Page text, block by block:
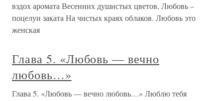
вздох аромата Весенних душистых цветов, Любовь –
поцелуи заката На чистых краях облаков. Любовь это
женская
Глава 5. «Любовь — вечно
любовь…»
Глава 5. «Любовь — вечно любовь…» Люблю тебя